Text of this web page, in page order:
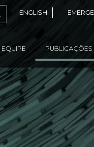
ENGLISH
EQUIPE PUBLICAÇÕES